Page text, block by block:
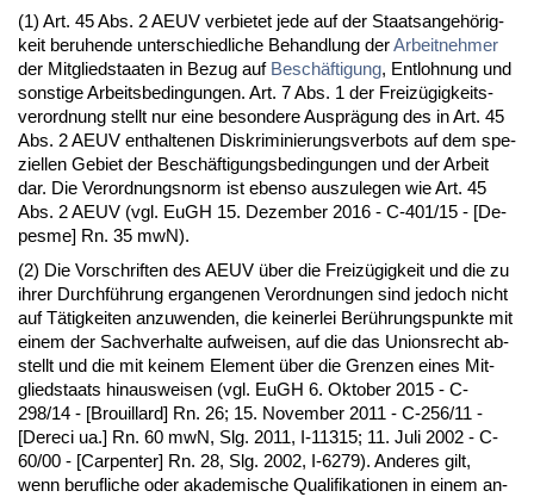
(1) Art. 45 Abs. 2 AEUV ver­bie­tet je­de auf der Staats­an­gehörig­
keit be­ru­hen­de un­ter­schied­li­che Be­hand­lung derAr­beit­neh­mer
der Mit­glied­staa­ten in Be­zug auf Beschäfti­gung, Ent­loh­nung und
sons­ti­ge Ar­beits­be­din­gun­gen. Art. 7 Abs. 1 der Freizügig­keits­
ver­ord­nung stellt nur ei­ne be­son­de­re Aus­prägung des in Art. 45
Abs. 2 AEUV ent­hal­te­nen Dis­kri­mi­nie­rungs­ver­bots auf dem spe­
zi­el­len Ge­biet der Beschäfti­gungs­be­din­gun­gen und der Ar­beit
dar. Die Ver­ord­nungs­norm ist eben­so aus­zu­le­gen wie Art. 45
Abs. 2 AEUV (vgl. EuGH 15. De­zem­ber 2016 - C-401/15 - [De­
pes­me] Rn. 35 mwN).
(2) Die Vor­schrif­ten des AEUV über die Freizügig­keit und die zu
ih­rer Durchführung er­gan­ge­nen Ver­ord­nun­gen sind je­doch nicht
auf Tätig­kei­ten an­zu­wen­den, die kei­ner­lei Berührungs­punk­te mit
ei­nem der Sach­ver­hal­te auf­wei­sen, auf die das Uni­ons­recht ab­
stellt und die mit kei­nem Ele­ment über die Gren­zen ei­nes Mit­
glied­staats hin­aus­wei­sen (vgl. EuGH 6. Ok­to­ber 2015 - C-
298/14 - [Brouil­lard] Rn. 26; 15. No­vem­ber 2011 - C-256/11 -
[De­re­ci ua.] Rn. 60 mwN, Slg. 2011, I-11315; 11. Ju­li 2002 - C-
60/00 - [Car­pen­ter] Rn. 28, Slg. 2002, I-6279). An­de­res gilt,
wenn be­ruf­li­che oder aka­de­mi­sche Qua­li­fi­ka­tio­nen in ei­nem an­